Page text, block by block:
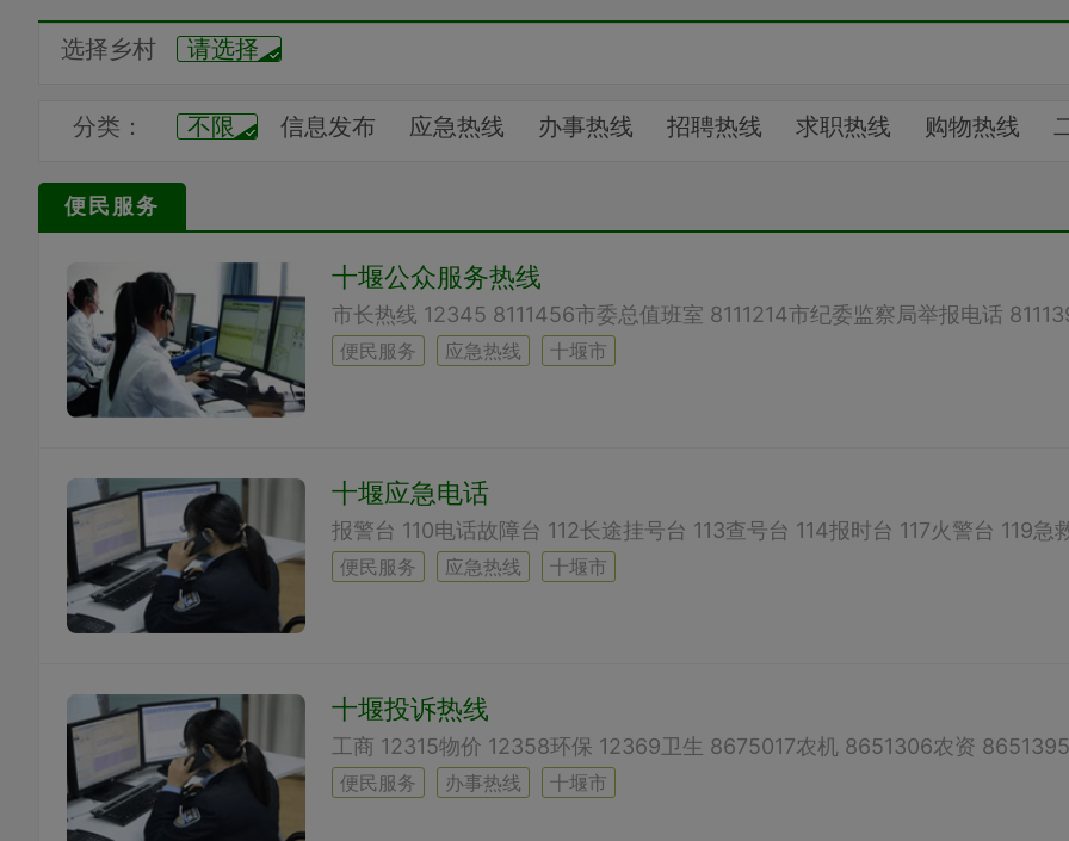
选择乡村 请选择
分类： 不限 信息发布 应急热线 办事热线 招聘热线 求职热线 购物热线
各类维修
各类培训 养老信息 幼儿托养 婚介交友 验光配镜 健康管哩
员工之声
学子之声 网友之声
公交线路
的士预约 摩托预约 汇展中心
便民服务
十堰公众服务热线
便民服务 应急热线 十堰市
十堰应急电话
便民服务 应急热线 十堰市
十堰投诉热线
便民服务 办事热线 十堰市